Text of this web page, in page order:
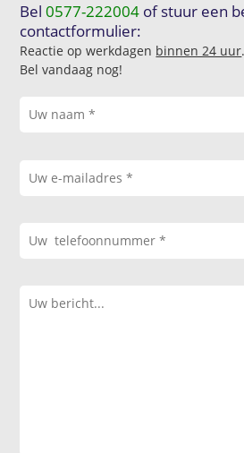
Bel0577-222004 of stuur een
contactformulier:
Reactie op werkdagen binnen 24 uur
Bel vandaag nog!